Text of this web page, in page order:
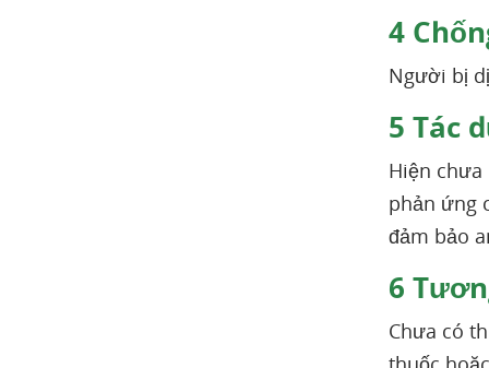
4
Người bị
5 Tác
Hiện
phản ứng
đảm bảo
6
Chưa có